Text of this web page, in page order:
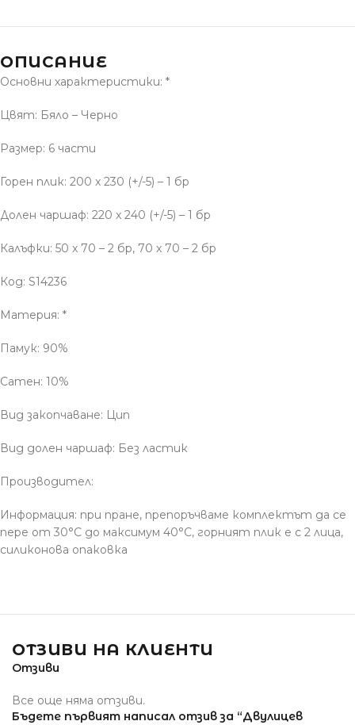
ОПИСАНИЕ
Основни характеристики: *
Цвят: Бяло – Черно
Размер: 6 части
Горен плик: 200 x 230 (+/-5) – 1 бр
Долен чаршаф: 220 x 240 (+/-5) – 1 бр
Калъфки: 50 x 70 – 2 бр, 70 x 70 – 2 бр
Код: S14236
Материя: *
Памук: 90%
Сатен: 10%
Вид закопчаване: Цип
Вид долен чаршаф: Без ластик
Производител:
Информация: при пране, препоръчваме комплектът да се
пере от 30°С до максимум 40°С, горният плик е с 2 лица,
силиконова опаковка
ОТЗИВИ НА КЛИЕНТИ
Отзиви
Все още няма отзиви.
Бъдете първият написал отзив за “Двулицев